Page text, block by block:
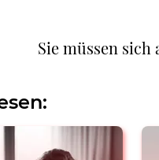
Sie müssen